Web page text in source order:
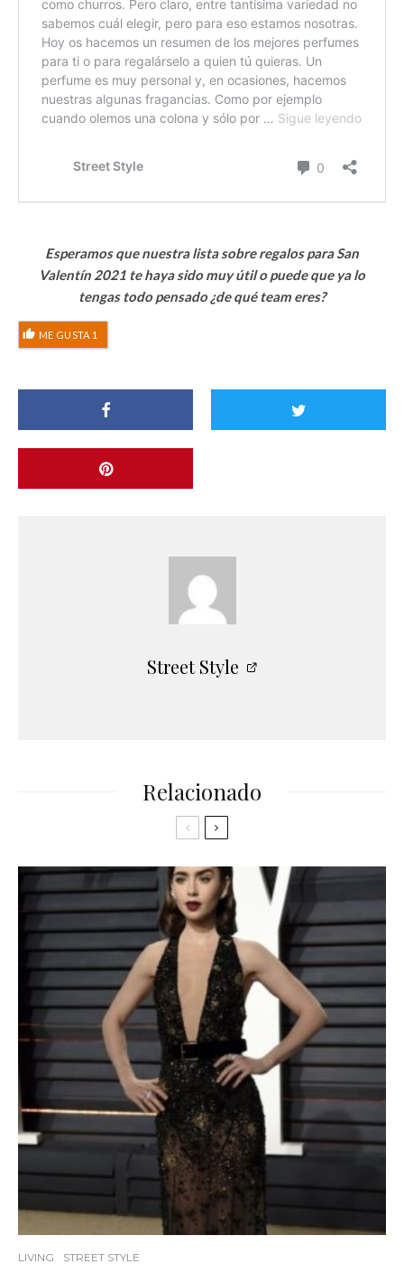
Esperamos que nuestra lista sobre regalos para San
Valentín 2021 te haya sido muy útil o puede que ya lo
tengas todo pensado ¿de qué team eres?
ME GUSTA 1
Street Style
Relacionado
LIVING STREET STYLE